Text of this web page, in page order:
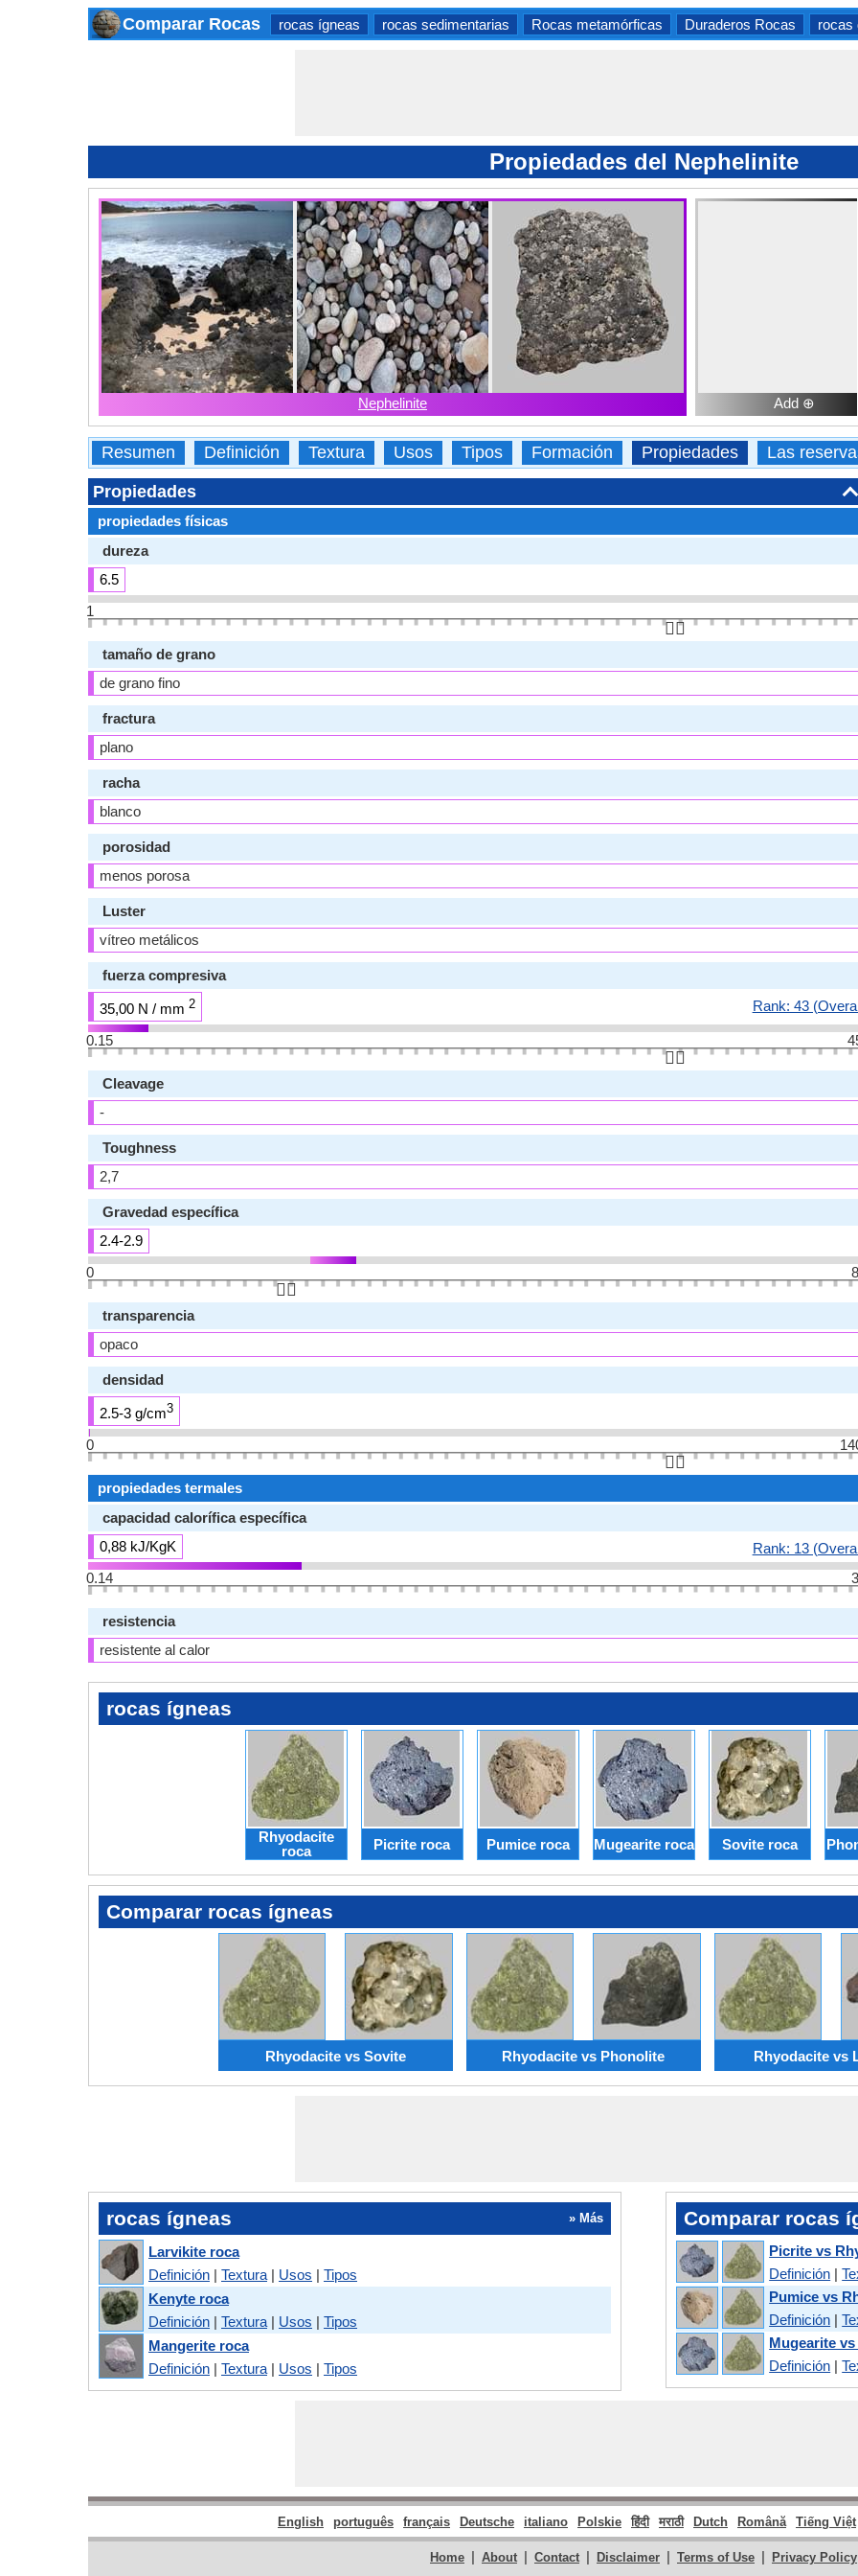
Comparar Rocas rocas ígneas rocas sedimentarias Rocas metamórficas Duraderos Rocas rocas
Propiedades del Nephelinite
Nephelinite Add ⊕
Resumen Definición Textura Usos Tipos Formación Propiedades Las
Propiedades
propiedades físicas
dureza
6.5
1
👆🏻
tamaño de grano
de grano fino
fractura
plano
racha
blanco
porosidad
menos porosa
Luster
vítreo metálicos
fuerza compresiva
35,00 N / mm 2 Rank: 43
0.15
👆🏻
Cleavage
-
Toughness
2,7
Gravedad específica
2.4-2.9
0
👆🏻
transparencia
opaco
densidad
2.5-3 g/cm3
0
👆🏻
propiedades termales
capacidad calorífica específica
0,88 kJ/KgK
Rank: 13
0.14
resistencia
resistente al calor
rocas ígneas
Rhyodacite
roca
Picrite roca Pumice roca Mugearite roca Sovite roca
Comparar rocas ígneas
Rhyodacite vs Sovite Rhyodacite vs Phonolite Rhyodacite vs
rocas ígneas » Más
Larvikite roca
Definición | Textura | Usos | Tipos
Kenyte roca
Definición | Textura | Usos | Tipos
Mangerite roca
Definición | Textura | Usos | Tipos
Comparar rocas
Picrite vs
Definición |
Pumice vs
Definición |
Mugearite
Definición |
English português français Deutsche italiano Polskie हिंदी मराठी Dutch Română Tiếng Việt
Home | About | Contact | Disclaimer | Terms of Use | Privacy Policy